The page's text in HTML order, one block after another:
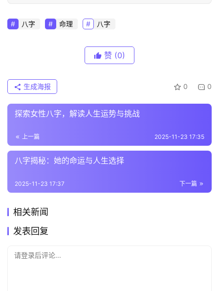
八字 命理 八字
赞 (0)
0 0
生成海报
探索女性八字，解读人生运势与挑战
上一篇 2025-11-23 17:35
八字揭秘：她的命运与人生选择
下一篇
2025-11-23 17:37
相关新闻
发表回复
请登录后评论...